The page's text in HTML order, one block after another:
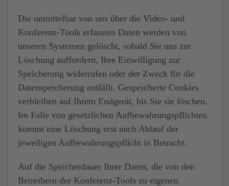
Die unmittelbar von uns über die Video- und
Konferenz-Tools erfassten Daten werden von
unseren Systemen gelöscht, sobald Sie uns zur
Löschung auffordern, Ihre Einwilligung zur
Speicherung widerrufen oder der Zweck für die
Datenspeicherung entfällt. Gespeicherte Cookies
verbleiben auf Ihrem Endgerät, bis Sie sie löschen.
Im Falle von gesetzlichen Aufbewahrungspflichten
kommt eine Löschung erst nach Ablauf der
jeweiligen Aufbewahrungspflicht in Betracht.
Auf die Speicherdauer Ihrer Daten, die von den
Betreibern der Konferenz-Tools zu eigenen